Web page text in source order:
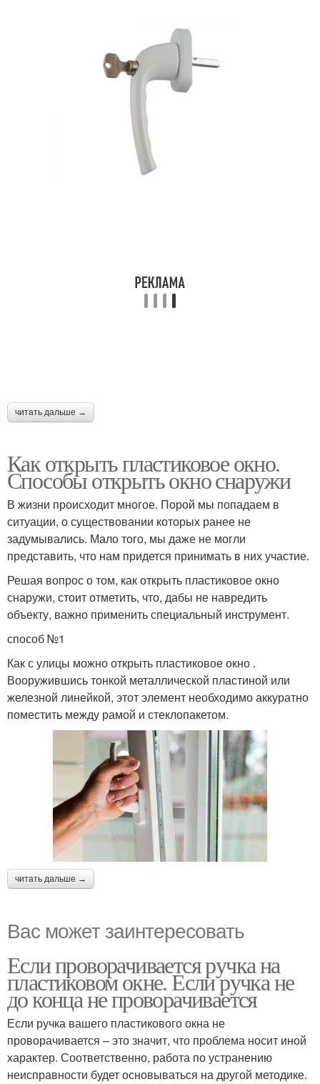
читать дальше →
Как открыть пластиковое окно.
Способы открыть окно снаружи
В жизни происходит многое. Порой мы попадаем в
ситуации, о существовании которых ранее не
задумывались. Мало того, мы даже не могли
представить, что нам придется принимать в них участие.
Решая вопрос о том, как открыть пластиковое окно
снаружи, стоит отметить, что, дабы не навредить
объекту, важно применить специальный инструмент.
способ №1
Как с улицы можно открыть пластиковое окно .
Вооружившись тонкой металлической пластиной или
железной линейкой, этот элемент необходимо аккуратно
поместить между рамой и стеклопакетом.
читать дальше →
Вас может заинтересовать
Если проворачивается ручка на
пластиковом окне. Если ручка не
до конца не проворачивается
Если ручка вашего пластикового окна не
проворачивается – это значит, что проблема носит иной
характер. Соответственно, работа по устранению
неисправности будет основываться на другой методике.